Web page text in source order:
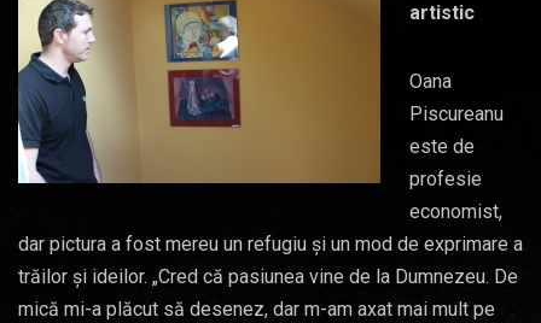
artistic
Oana
Piscureanu
este de
profesie
economist,
dar pictura a fost mereu un refugiu și un mod de exprimare a
trăilor și ideilor. „Cred că pasiunea vine de la Dumnezeu. De
mică mi-a plăcut să desenez, dar m-am axat mai mult pe